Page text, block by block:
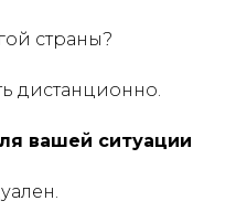
страны?
дистанционно.
вашей ситуации